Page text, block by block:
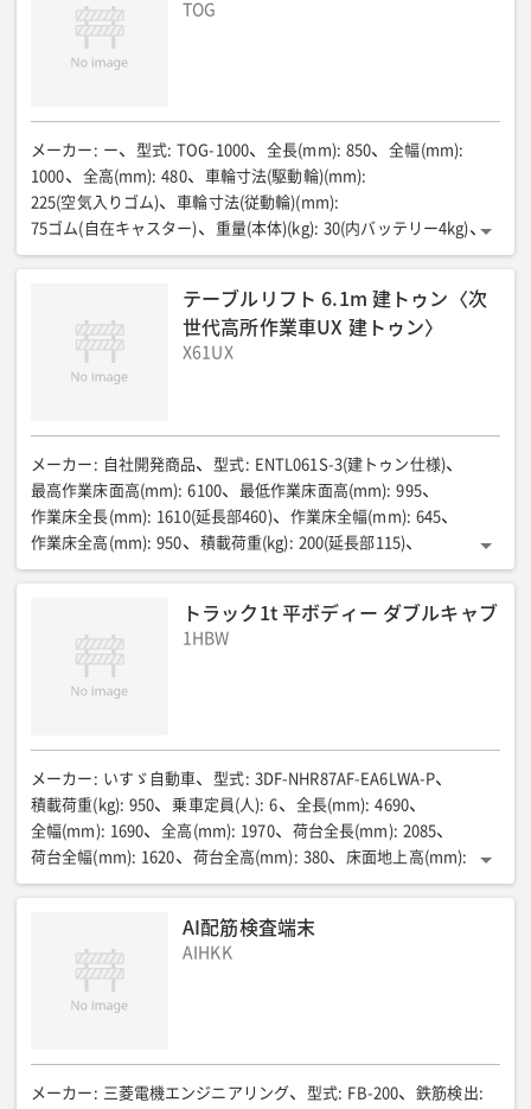
TOG
メーカー : ー 型式: TOG-1000 全長(mm): 850 全幅(mm):
1000
全高(mm): 480 車輪寸法(駆動輪)(mm):
225(空気入りゴム)
車輪寸法(従動輪)(mm):
75ゴム(自在キャスター)
重量(本体)(kg): 30(内バッテリー4kg)
重量(ドーザー)(kg): 7 総重量(kg): 37 走行用モーター(出力)(W):
走行用モーター(許容トルク)(nm) : 10.2
ドーザー可動電動シリンダ(出力)(W): 29
ドーザー可動電動シリンダ(入力電圧)(V)
走行速度(清掃時)(km/h)
可搬重量(路面状態による)(kg): 約10 バッテリー電圧(V): DC24
バッテリー容量(Wh): 約450 充電時間(時間):
最大8(バッテリー残量による)
稼働時間(時間): 約5
ゴミ(清掃対象物の大きさ)(cm): 4以下 センサー(個):
レーザーセンサー×1・衝突防止センサー×2
テーブルリフト 6.1m 建トゥン〈次
世代高所作業車UX 建トゥン〉
X61UX
メーカー : 自社開発商品 型式: ENTL061S-3(建トゥン仕様)
最高作業床面高(mm): 6100 最低作業床面高(mm): 995
作業床全長(mm): 1610(延長部460) 作業床全幅(mm): 645
作業床全高(mm): 950 積載荷重(kg): 200(延長部115)
走行速度 作業床格納時(段差センサーセット時)(km/h):
操舵角度 作業床格納時(段差センサーセット時)(度)
:
左右0-85(0-30)
操舵角度 作業床上昇時(度)
登板角度 作業床上昇時(度)
バッテリDC24V/単相AC100V・200V充電
全長(mm): 2350
全幅(mm) : 760 全高(mm): 1945 機械質量(kg): 1340
トラック1t 平ボディー ダブルキャブ
1HBW
メーカー : いすゞ自動車 型式: 3DF-NHR87AF-EA6LWA-P
積載荷重(kg): 950 乗車定員(人): 6 全長(mm): 4690
全幅(mm): 1690 全高(mm): 1970 荷台全長(mm): 2085
荷台全幅(mm): 1620 荷台全高(mm): 380 床面地上高(mm):
800
燃料/タンク容量(L): 軽油/70 車両総重量(kg): 3390
AI配筋検査端末
AIHKK
メーカー : 三菱電機エンジニアリング 型式: FB-200 鉄筋検出: